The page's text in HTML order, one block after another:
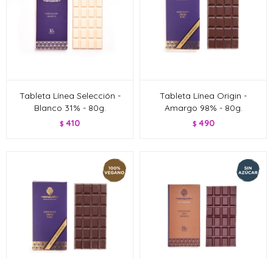
Tableta Línea Selección -
Blanco 31% - 80g.
$ 410
Tableta Línea Origin -
Amargo 98% - 80g.
$ 490